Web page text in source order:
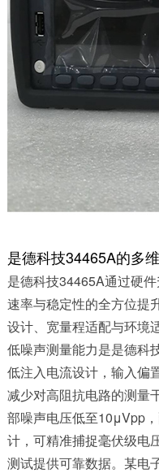
是德科技34465A的多
是德科技34465A通过硬
速率与稳定性的全方位提
设计、宽量程适配与环境
低噪声测量能力是是德科
低注入电流设计，输入偏
减少对高阻抗电路的测量
部噪声电压低至10μVpp
计，可精准捕捉毫伏级电
测试提供可靠数据。某电